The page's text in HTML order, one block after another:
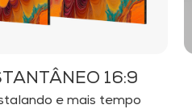
16:9
e mais tempo